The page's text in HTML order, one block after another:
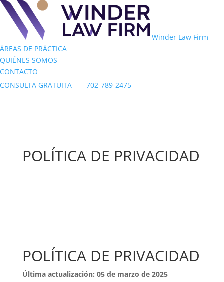
Winder Law Firm
ÁREAS DE PRÁCTICA
QUIÉNES SOMOS
CONTACTO
CONSULTA GRATUITA
702-789-2475
POLÍTICA DE PRIVACIDAD
POLÍTICA DE PRIVACIDAD
Última actualización: 05 de marzo de 2025